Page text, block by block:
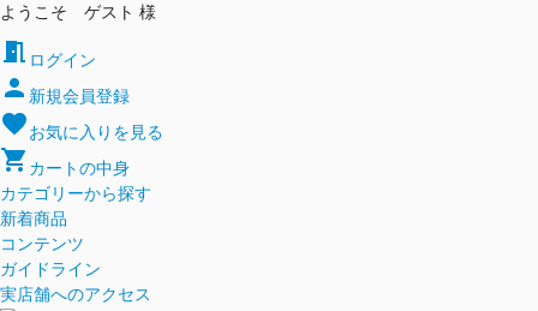
ようこそ ゲスト 様
meeting_room ログイン
person 新規会員登録
favoriteお気に入りを見る
shopping_cart カートの中身
カテゴリーから探す
新着商品
コンテンツ
ガイドライン
実店舗へのアクセス